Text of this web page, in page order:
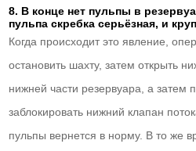
8. В конце нет пульпы в
пульпа скребка серьёзная, и
Когда происходит это явление,
остановить шахту, затем открыть
нижней части резервуара, а затем
заблокировать нижний клапан
пульпы вернется в норму. В то же